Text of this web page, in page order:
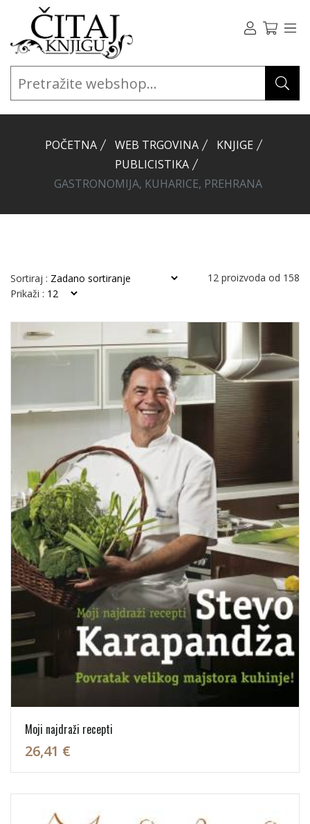
POČETNA WEB TRGOVINA
KNJIGE
PUBLICISTIKA
GASTRONOMIJA, KUHARICE, PREHRANA
Sortiraj : 12 proizvoda od 158
Prikaži :
Moji najdraži recepti
26,41 €